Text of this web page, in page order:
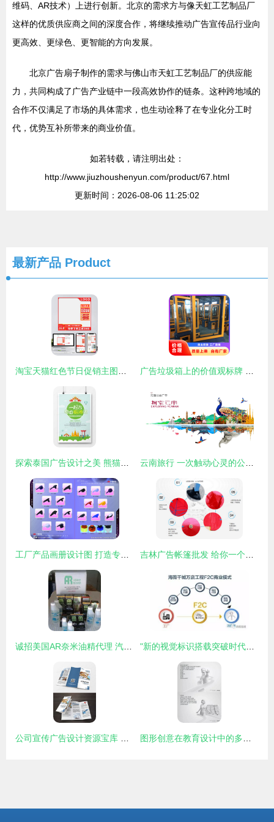
维码、AR技术）上进行创新。北京的需求方与像天虹工艺制品厂
这样的优质供应商之间的深度合作，将继续推动广告宣传品行业向
更高效、更绿色、更智能的方向发展。
北京广告扇子制作的需求与佛山市天虹工艺制品厂的供应能
力，共同构成了广告产业链中一段高效协作的链条。这种跨地域的
合作不仅满足了市场的具体需求，也生动诠释了在专业化分工时
代，优势互补所带来的商业价值。
如若转载，请注明出处：
http://www.jiuzhoushenyun.com/product/67.html
更新时间：2026-08-06 11:25:02
最新产品 Product